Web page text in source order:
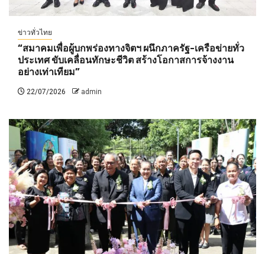
ข่าวทั่วไทย
“สมาคมเพื่อผู้บกพร่องทางจิตฯ ผนึกภาครัฐ-เครือข่ายทั่ว
ประเทศ ขับเคลื่อนทักษะชีวิต สร้างโอกาสการจ้างงาน
อย่างเท่าเทียม”
22/07/2026 admin